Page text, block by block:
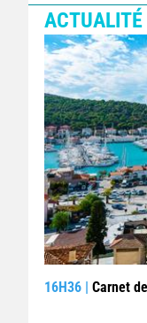
16H36 | Carnet